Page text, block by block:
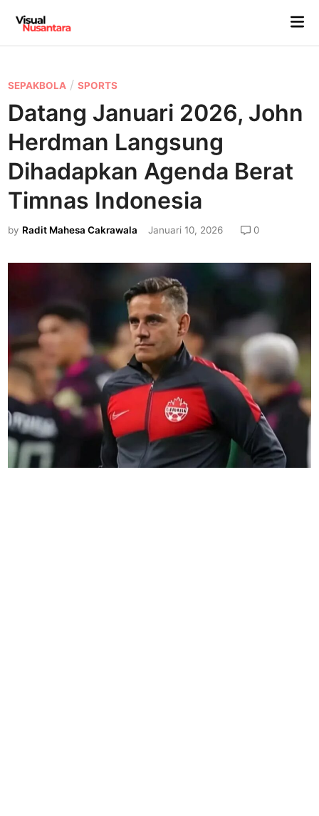
content
P
o
s
e
d
n
SEPAKBOLA /SPORTS
Datang Januari 2026, John
Herdman Langsung
Dihadapkan Agenda Berat
Timnas Indonesia
by Radit Mahesa Cakrawala Januari 10, 2026 0